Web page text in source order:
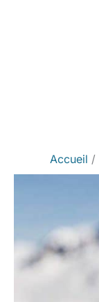
Accueil